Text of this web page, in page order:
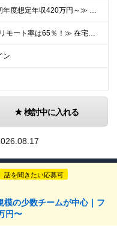
≪前職給与保証｜初年度想定年収420万円～≫ 月給35万円以上＋決算賞与＋交通費 ※スキル・経験を考慮の上、優遇します ※上記月給には固定残業代月20時間分(4万5000円以上)を含みます。超過し
フルリモートOK！リモート率は65％！≫ 在宅勤務または東京・神奈川・埼玉・千葉のお客様先での勤務 ■本社 東京都港区芝2-22-15 STKビル 1F (変更の範囲)上記を除く当社関連勤務地
ン
検討中に入れる
話を聞きたい応募可
の少数チームが中心｜フ
円〜